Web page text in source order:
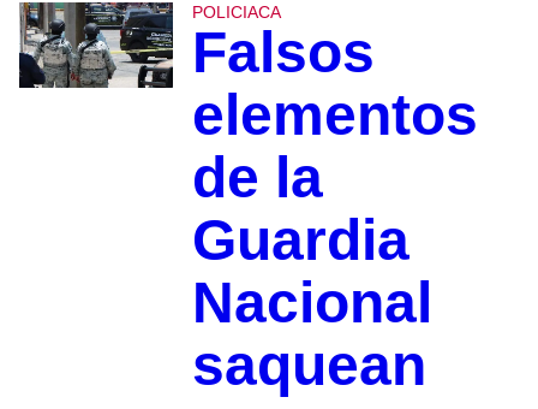
POLICIACA
Falsos
elementos
de la
Guardia
Nacional
saquean